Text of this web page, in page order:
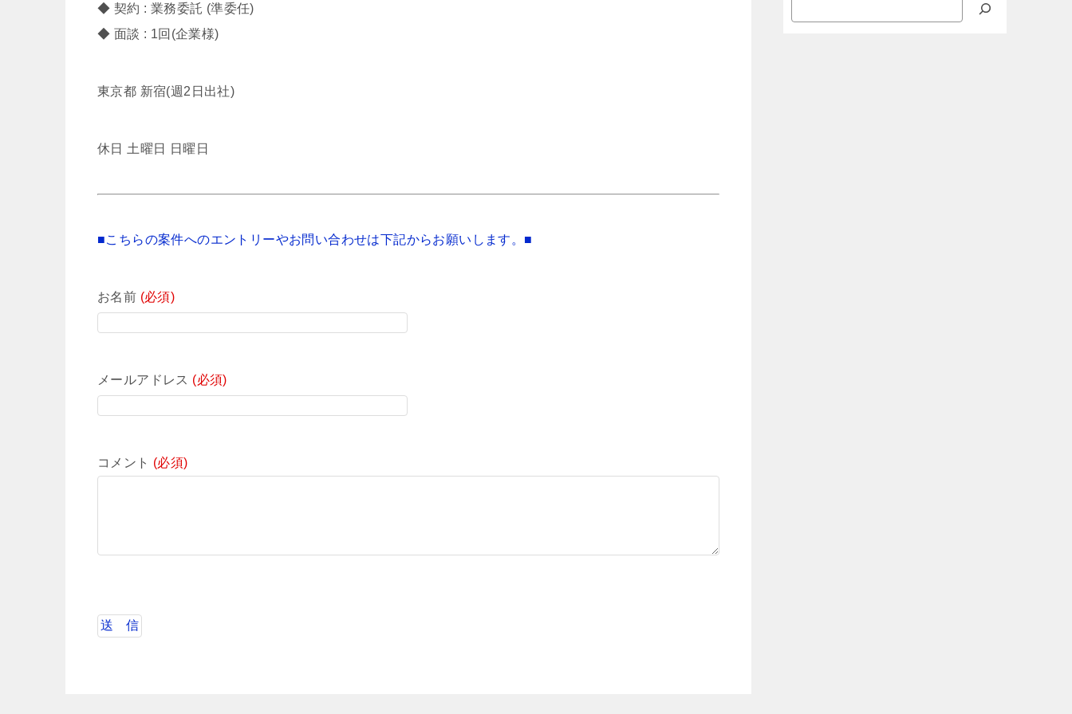
◆ 契約 : 業務委託 (準委任)
◆ 面談 : 1回(企業様)
東京都 新宿(週2日出社)
休日 土曜日 日曜日
■こちらの案件へのエントリーやお問い合わせは下記からお願いします。■
お名前 (必須)
メールアドレス (必須)
コメント (必須)